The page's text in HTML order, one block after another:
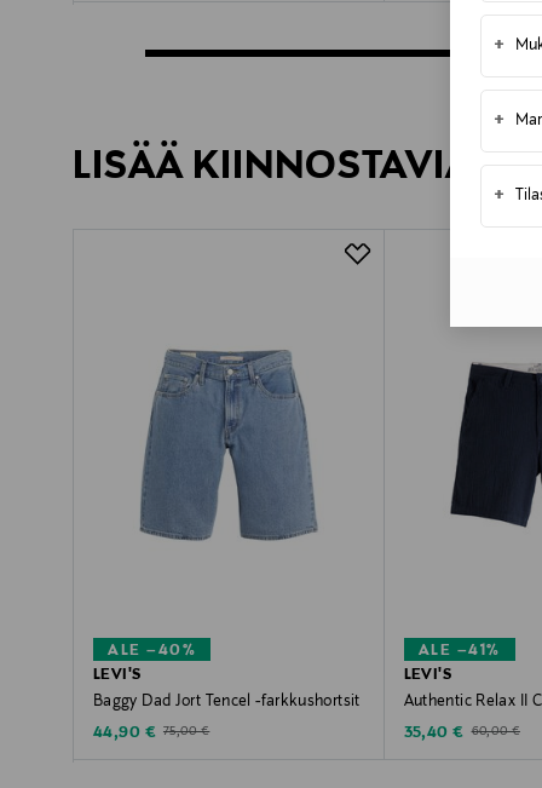
+
+
+
LISÄÄ KIINNOSTAVIA
ALE –40%
LEVI'S
Baggy Dad Jort Tencel -farkkushortsit
Discounted Price
44,90 € Original Price
75,00 €
ALE –41%
LEVI'S
Authentic Relax II
Discounted Price
35,40 € Original Price
60,00 €